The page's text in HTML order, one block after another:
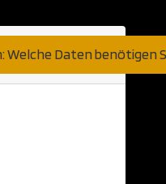
Welche Daten benötigen